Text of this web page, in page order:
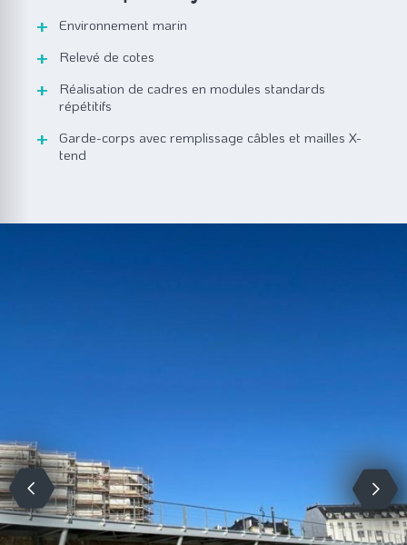
Environnement marin
Relevé de cotes
Réalisation de cadres en modules standards
répétitifs
Garde-corps avec remplissage câbles et mailles X-
tend